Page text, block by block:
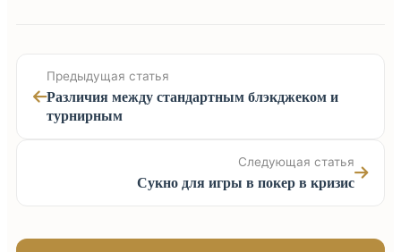
Предыдущая статья
Различия между стандартным блэкджеком и
турнирным
Следующая статья
Сукно для игры в покер в кризис